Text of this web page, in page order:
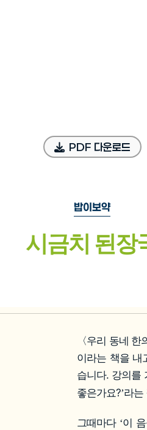
PDF 다운로드
밥이보약
시금치 된장
〈우리 동네
이라는 책을 내
습니다. 강의를
좋은가요?’라는
그때마다 ‘이